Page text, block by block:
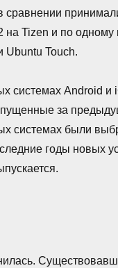
сравнении
на Tizen и по
Ubuntu Touch.
системах Android и
за
системах были
годы новых